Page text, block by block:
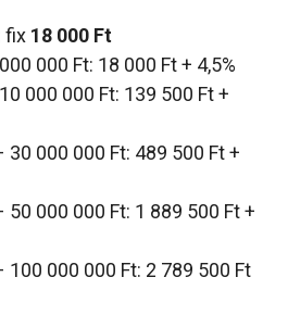
fix 18 000 Ft
000 Ft: 18 000 Ft + 4,5%
000 000 Ft: 139 500 Ft +
30 000 000 Ft: 489 500 Ft +
50 000 000 Ft: 1 889 500 Ft +
100 000 000 Ft: 2 789 500 Ft